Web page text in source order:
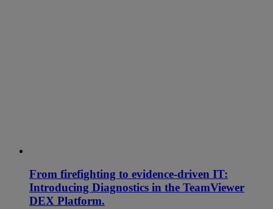
From firefighting to evidence-driven IT:
Introducing Diagnostics in the TeamViewer
DEX Platform.